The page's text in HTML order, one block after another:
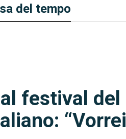
del tempo
festival